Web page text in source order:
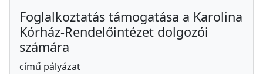
Foglalkoztatás támogatása a Karolina
Kórház-Rendelőintézet dolgozói
számára
című pályázat